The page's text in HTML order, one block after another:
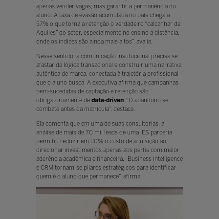
apenas vender vagas, mas garantir a permanência do
aluno. A taxa de evasão acumulada no país chega a
57% o que torna a retenção o verdadeiro “calcanhar de
Aquiles” do setor, especialmente no ensino a distância,
onde os índices são ainda mais altos”, avalia.
Nesse sentido, a comunicação institucional precisa se
afastar da lógica transacional e construir uma narrativa
autêntica de marca, conectada à trajetória profissional
que o aluno busca. A executiva afirma que campanhas
bem-sucedidas de captação e retenção são
obrigatoriamente de data-driven. “O abandono se
combate antes da matrícula”, destaca.
Ela comenta que em uma de suas consultorias, a
análise de mais de 70 mil leads de uma IES parceria
permitiu reduzir em 20% o custo de aquisição ao
direcionar investimentos apenas aos perfis com maior
aderência acadêmica e financeira. “Business Intelligence
e CRM tornam-se pilares estratégicos para identificar
quem é o aluno que permanece”, afirma.